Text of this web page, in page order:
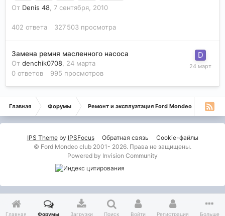
От Denis 48, 7 сентября, 2010
402 ответа 327 503 просмотра
Замена ремня масленного насоса
От denchik0708, 24 марта
0 ответов 995 просмотров
Главная Форумы Ремонт и эксплуатация Ford Mondeo
IPS Themeby IPSFocus Обратная связь
Cookie-файлы
© Ford Mondeo club 2001- 2026. Права не защищены.
Powered by Invision Community
Главная Форумы Загрузки Поиск Войти Регистрация Больше